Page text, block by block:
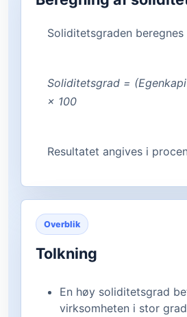
Soliditetsgraden beregnes
Soliditetsgrad =
× 100
Resultatet angives i
Overblik
Tolkning
En høy soliditetsgrad
virksomheten i stor